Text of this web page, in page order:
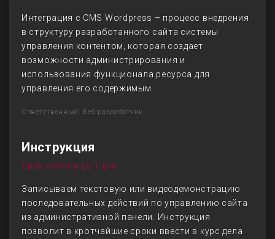
Интеграция с CMS Wordpress – процесс внедрения
в структуру разработанного сайта системы
управления контентом, которая создает
возможности администрирования и
использования функционала ресурса для
управления его содержимым.
Ответственный: Веб-разработчик
Инструкция
Срок работы до 1 дня
Записываем текстовую или видеодемонстрацию
последовательных действий по управлению сайта
из административной панели. Инструкция
позволит в кротчайшие сроки ввести в курс дела